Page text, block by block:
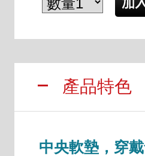
產品特色
中央軟墊，穿戴